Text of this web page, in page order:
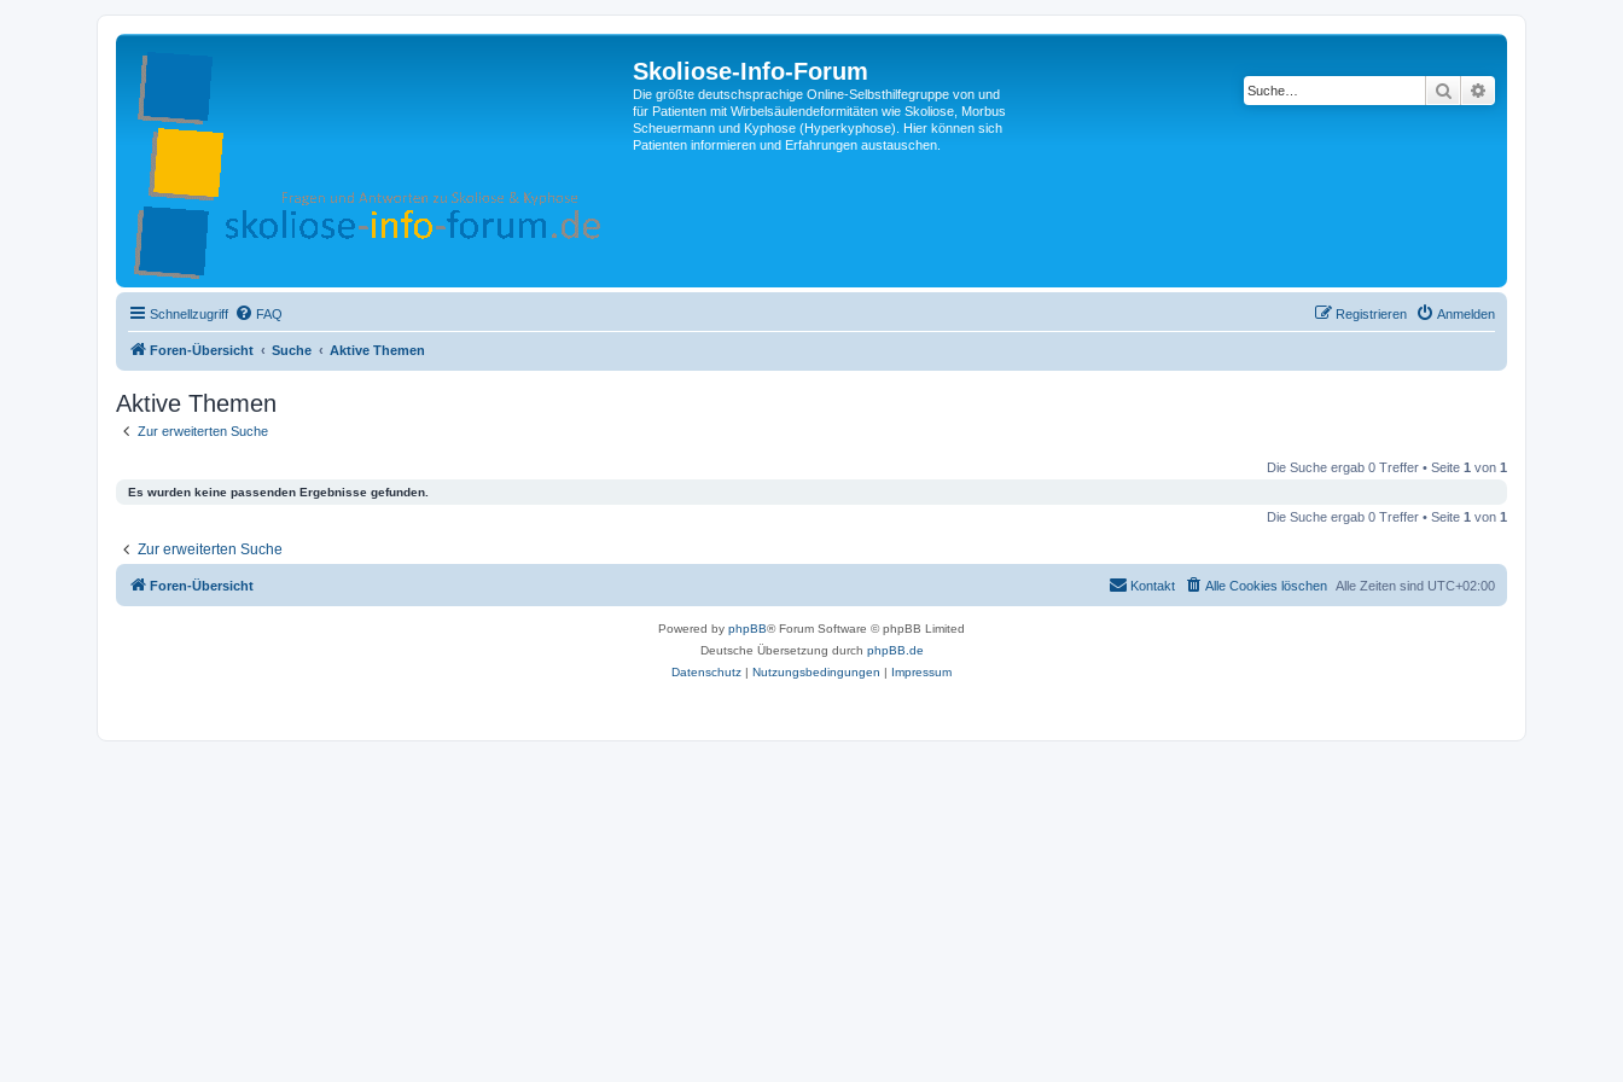
Skoliose-Info-Forum
Die größte deutschsprachige Online-Selbsthilfegruppe von und
für Patienten mit Wirbelsäulendeformitäten wie Skoliose, Morbus
Scheuermann und Kyphose (Hyperkyphose). Hier können sich
Patienten informieren und Erfahrungen austauschen.
Suche
Schnellzugriff FAQ Anmelden
Registrieren
Foren-Übersicht Suche Aktive Themen
Aktive Themen
Zur erweiterten Suche
Die Suche ergab 0 Treffer • Seite 1 von 1
Es wurden keine passenden Ergebnisse gefunden.
Die Suche ergab 0 Treffer • Seite 1 von 1
Zur erweiterten Suche
Foren-Übersicht Alle Zeiten sind UTC+02:00
Alle Cookies löschen
Kontakt
Powered by phpBB® Forum Software © phpBB Limited
Deutsche Übersetzung durch phpBB.de
Datenschutz | Nutzungsbedingungen | Impressum